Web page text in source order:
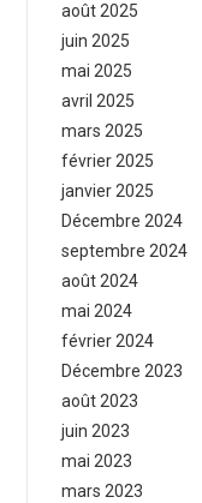
août 2025
juin 2025
mai 2025
avril 2025
mars 2025
février 2025
janvier 2025
Décembre 2024
septembre 2024
août 2024
mai 2024
février 2024
Décembre 2023
août 2023
juin 2023
mai 2023
mars 2023